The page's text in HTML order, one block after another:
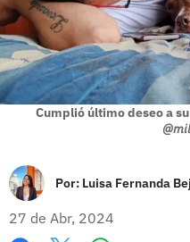
Cumplió último deseo a
Por: Luisa Fernanda
27 de Abr, 2024